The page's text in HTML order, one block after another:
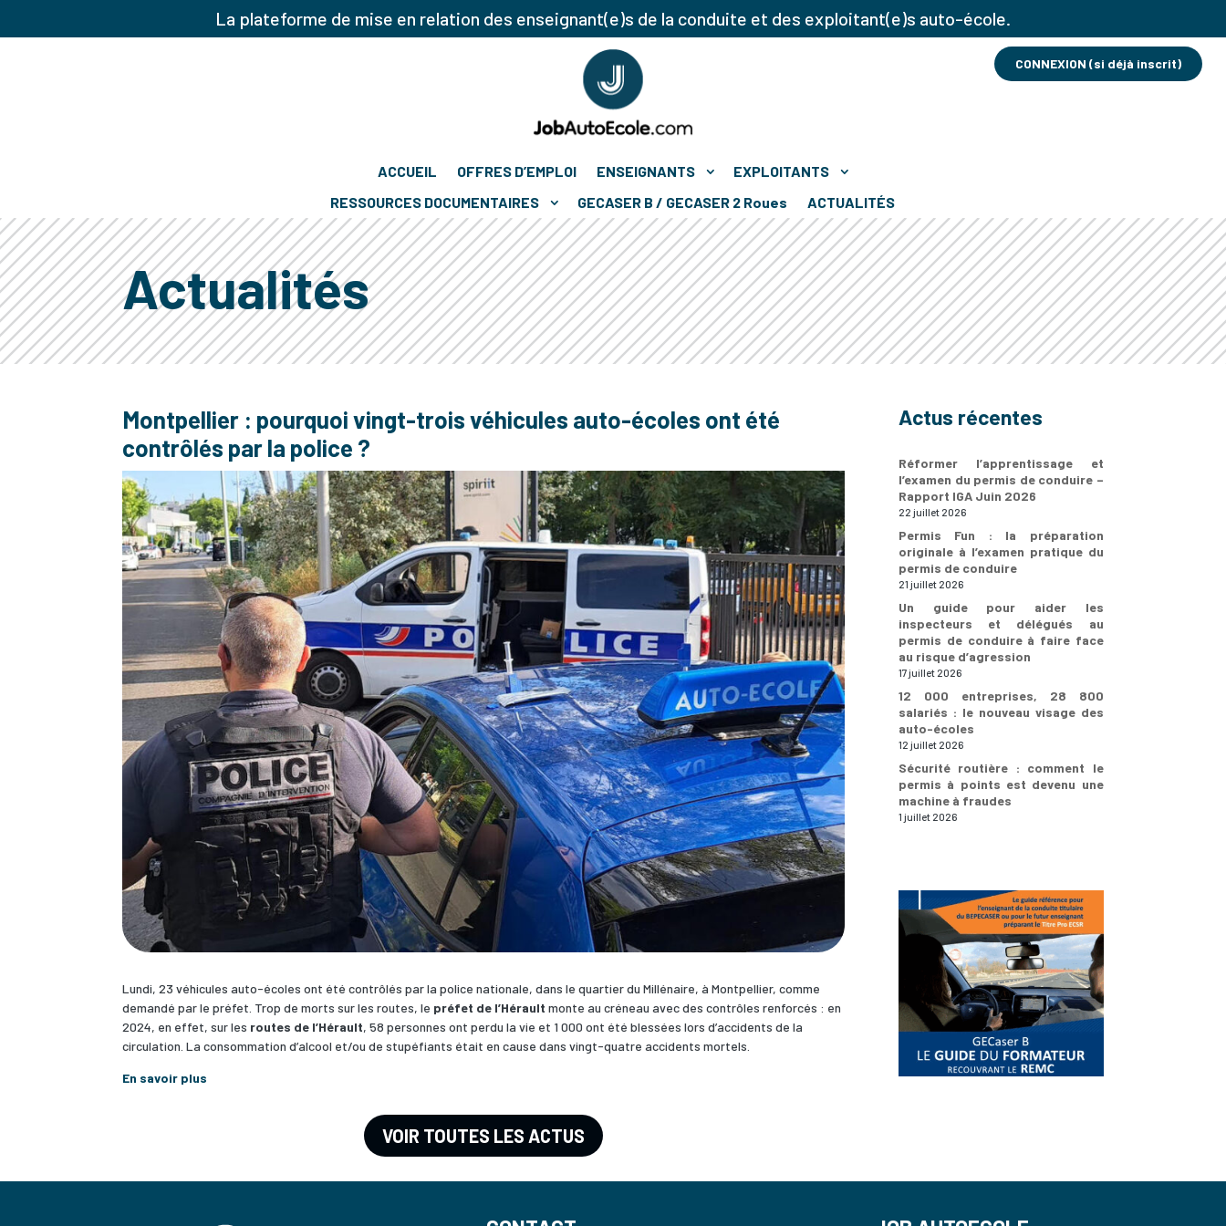
La plateforme de mise en relation des enseignant(e)s de la conduite et des exploitant(e)s auto-école.
ACCUEIL OFFRES D’EMPLOI ENSEIGNANTS
EXPLOITANTS
RESSOURCES DOCUMENTAIRES
GECASER B / GECASER 2 Roues ACTUALITÉS
CONNEXION (si déjà inscrit)
Actualités
Montpellier : pourquoi vingt-trois véhicules auto-écoles ont été
contrôlés par la police ?
Lundi, 23 véhicules auto-écoles ont été contrôlés par la police nationale, dans le quartier du Millénaire, à Montpellier, comme
demandé par le préfet. Trop de morts sur les routes, le préfet de l’Hérault monte au créneau avec des contrôles renforcés : en
2024, en effet, sur les routes de l’Hérault, 58 personnes ont perdu la vie et 1 000 ont été blessées lors d’accidents de la
circulation. La consommation d’alcool et/ou de stupéfiants était en cause dans vingt-quatre accidents mortels.
En savoir plus
VOIR TOUTES LES ACTUS
Actus récentes
Réformer l’apprentissage et
l’examen du permis de conduire –
Rapport IGA Juin 2026
22 juillet 2026
Permis Fun : la préparation
originale à l’examen pratique du
permis de conduire
21 juillet 2026
Un guide pour aider les
inspecteurs et délégués au
permis de conduire à faire face
au risque d’agression
17 juillet 2026
12 000 entreprises, 28 800
salariés : le nouveau visage des
auto-écoles
12 juillet 2026
Sécurité routière : comment le
permis à points est devenu une
machine à fraudes
1 juillet 2026